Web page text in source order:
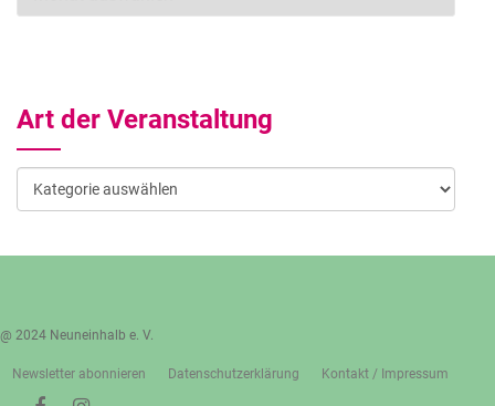
Art der Veranstaltung
Art
der
Veranstaltung
@ 2024 Neuneinhalb e. V.
Newsletter abonnieren Datenschutzerklärung Kontakt / Impressum